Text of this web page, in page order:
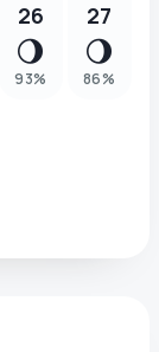
26
🌖
93%
27
🌖
86%